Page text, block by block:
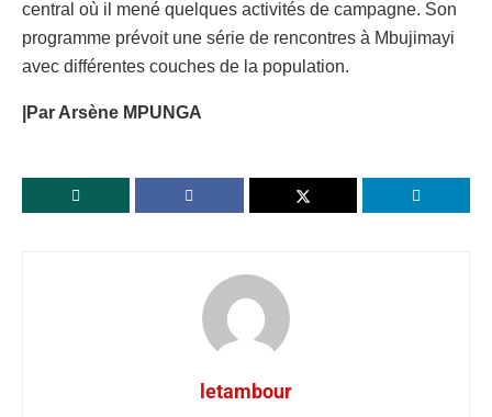
central où il mené quelques activités de campagne. Son
programme prévoit une série de rencontres à Mbujimayi
avec différentes couches de la population.
|Par Arsène MPUNGA
letambour